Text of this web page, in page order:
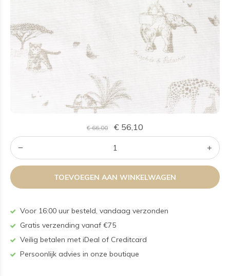
€ 66,00 € 56,10
TOEVOEGEN AAN WINKELWAGEN
Voor 16:00 uur besteld, vandaag verzonden
Gratis verzending vanaf €75
Veilig betalen met iDeal of Creditcard
Persoonlijk advies in onze boutique